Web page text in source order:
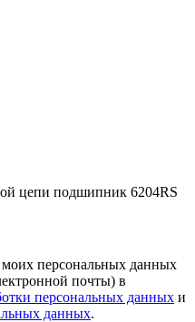
цепи подшипник 6204RS
моих персональных данных
почты) в
персональных данных и
данных.